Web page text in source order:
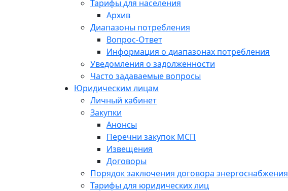
Тарифы для населения
Архив
Диапазоны потребления
Вопрос-Ответ
Информация о диапазонах потребления
Уведомления о задолженности
Часто задаваемые вопросы
Юридическим лицам
Личный кабинет
Закупки
Анонсы
Перечни закупок МСП
Извещения
Договоры
Порядок заключения договора энергоснабжения
Тарифы для юридических лиц